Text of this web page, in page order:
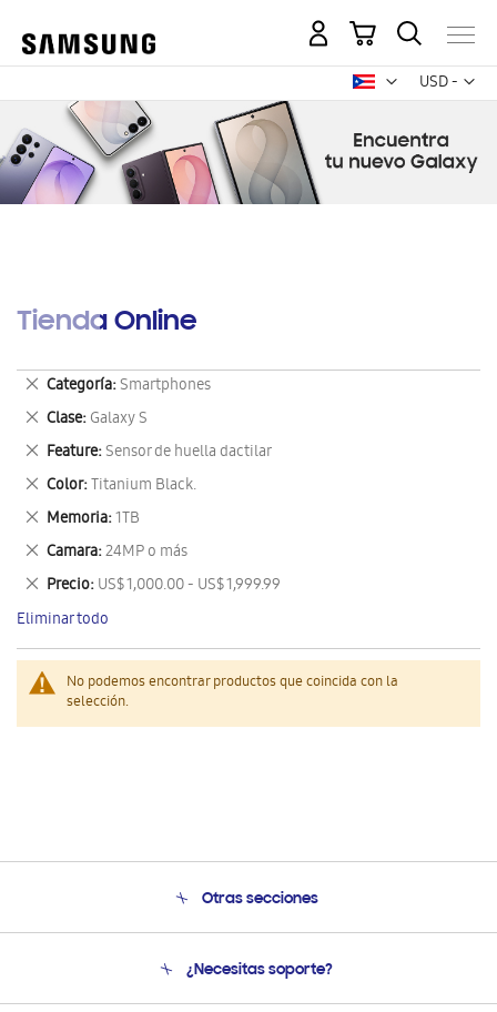
USD -
dólar
Mi carrito
Tienda Online
No podemos encontrar productos que coincida con la
selección.
Categoría Smartphones
Eliminar
este
artículo
Clase Galaxy S
Eliminar
este
artículo
Feature Sensor de huella dactilar
Eliminar
este
artículo
Color Titanium Black.
Eliminar
este
artículo
Memoria 1TB
Eliminar
este
artículo
Camara 24MP o más
Eliminar
este
artículo
Precio US$ 1,000.00 - US$ 1,999.99
Eliminar
este
artículo
Eliminar todo
Otras secciones
Soporte
¿Necesitas soporte?